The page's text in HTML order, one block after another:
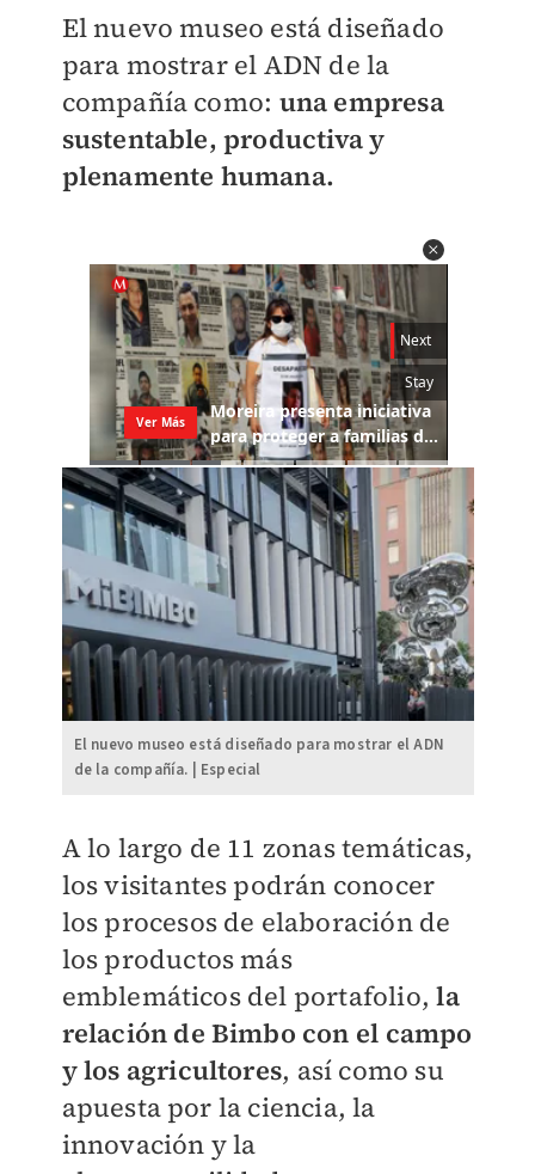
El nuevo museo está diseñado
para mostrar el ADN de la
compañía como: una empresa
sustentable, productiva y
plenamente humana.
El nuevo museo está diseñado para mostrar el ADN
de la compañía. | Especial
A lo largo de 11 zonas temáticas,
los visitantes podrán conocer
los procesos de elaboración de
los productos más
emblemáticos del portafolio,la
relación de Bimbo con el campo
y los agricultores, así como su
apuesta por la ciencia, la
innovación y la